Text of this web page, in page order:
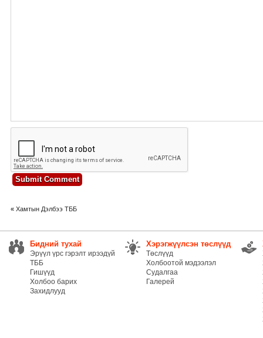
« Хамтын Дэлбээ ТББ
Бидний тухай
Эрүүл үрс гэрэлт ирээдүй
ТББ
Гишүүд
Холбоо барих
Захидлууд
Хэрэгжүүлсэн төслүүд
Төслүүд
Холбоотой мэдээлэл
Судалгаа
Галерей